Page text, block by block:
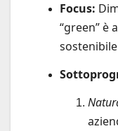
Focus:
“green” è